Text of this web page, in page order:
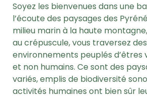
Soyez les bienvenues dans une
l’écoute des paysages des
milieu marin à la haute
au crépuscule, vous traversez des
environnements peuplés d’êtres
et non humains. Ce sont des
variés, emplis de biodiversité
activités humaines ont bien sûr